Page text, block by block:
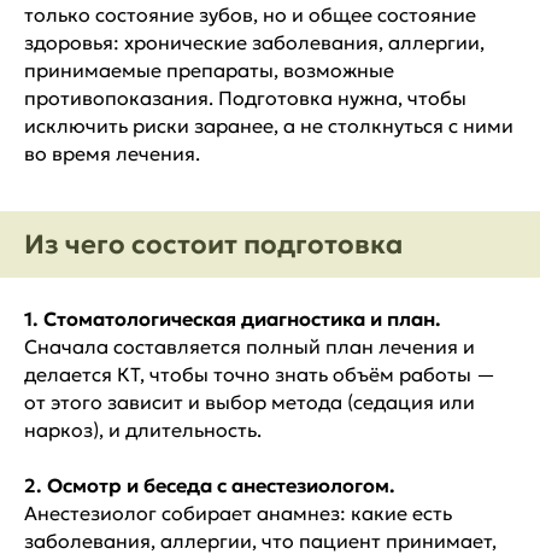
только состояние зубов, но и общее состояние
здоровья: хронические заболевания, аллергии,
принимаемые препараты, возможные
противопоказания. Подготовка нужна, чтобы
исключить риски заранее, а не столкнуться с ними
во время лечения.
Из чего состоит подготовка
1. Стоматологическая диагностика и план.
Сначала составляется полный план лечения и
делается КТ, чтобы точно знать объём работы —
от этого зависит и выбор метода (седация или
наркоз), и длительность.
2. Осмотр и беседа с анестезиологом.
Анестезиолог собирает анамнез: какие есть
заболевания, аллергии, что пациент принимает,